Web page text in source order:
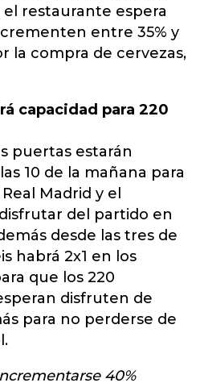
el restaurante espera
entre 35% y
la compra de cervezas,
capacidad para 220
puertas estarán
10 de la mañana para
Madrid y el
del partido en
desde las tres de
habrá 2x1 en los
que los 220
disfruten de
para no perderse de
40%